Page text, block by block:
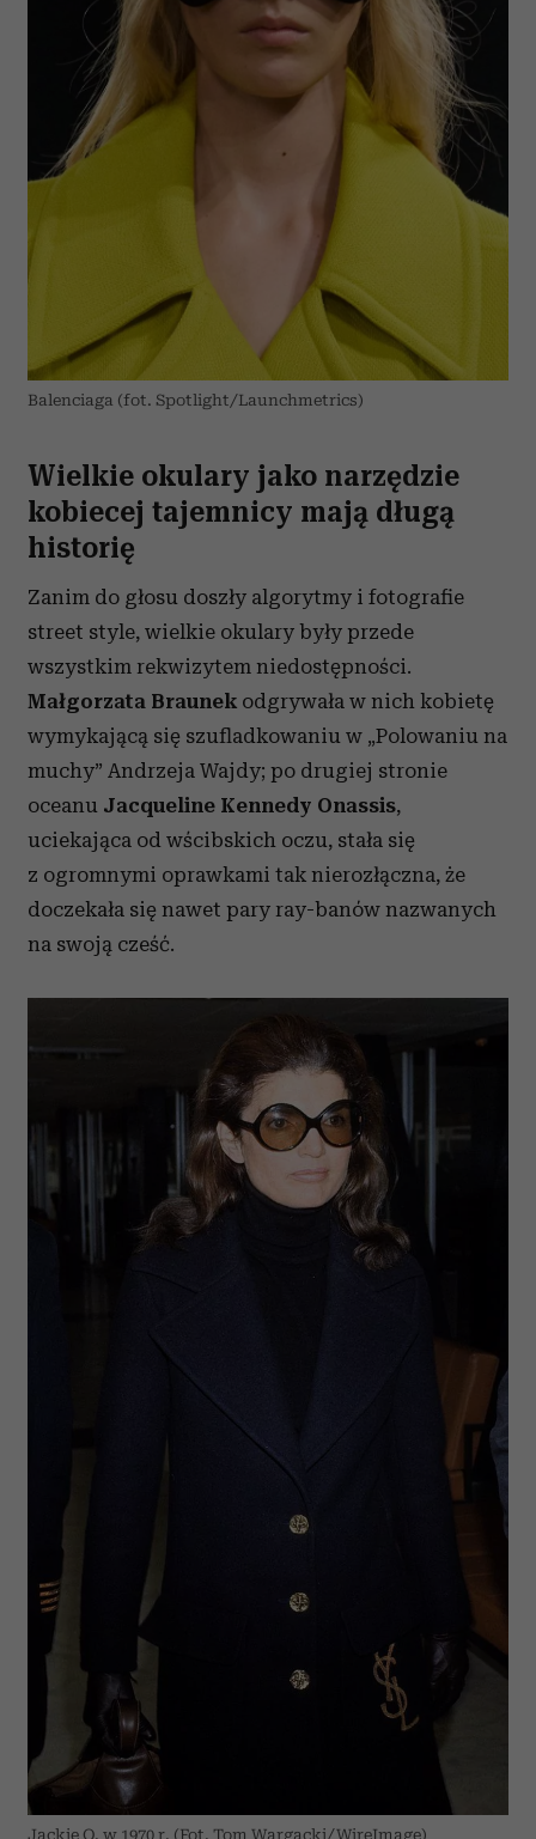
Balenciaga (fot. Spotlight/Launchmetrics)
Wielkie okulary jako narzędzie
kobiecej tajemnicy mają długą
historię
Zanim do głosu doszły algorytmy i fotografie
street style, wielkie okulary były przede
wszystkim rekwizytem niedostępności.
Małgorzata Braunek odgrywała w nich kobietę
wymykającą się szufladkowaniu w „Polowaniu na
muchy” Andrzeja Wajdy; po drugiej stronie
oceanu Jacqueline Kennedy Onassis,
uciekająca od wścibskich oczu, stała się
z ogromnymi oprawkami tak nierozłączna, że
doczekała się nawet pary ray-banów nazwanych
na swoją cześć.
Jackie O. w 1970 r. (Fot. Tom Wargacki/WireImage)